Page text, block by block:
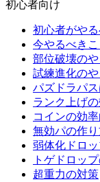
初心者向け
初心者がや
今やるべき
部位破壊の
試練進化の
パズドラパ
ランク上げ
コインの効
無効パの作
弱体化ドロ
トゲドロッ
超重力の対策